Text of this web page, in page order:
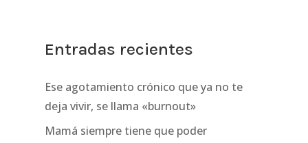
Entradas recientes
Ese agotamiento crónico que ya no te
deja vivir, se llama «burnout»
Mamá siempre tiene que poder